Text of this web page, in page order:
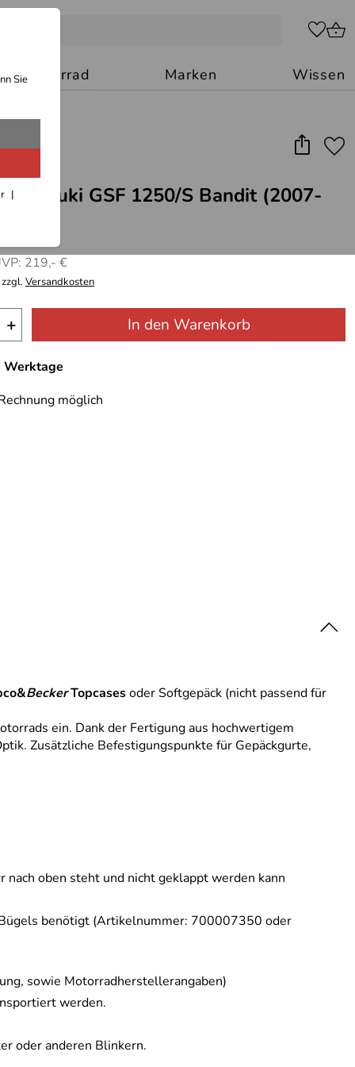
SieMotorrad Marken Wissen
Suzuki GSF 1250/S Bandit (2007-
219,- €
Versandkosten
+ In den Warenkorb
möglich
BeckerTopcasesoder Softgepäck (nicht passend für
ein. Dank der Fertigung aus hochwertigem
Zusätzliche Befestigungspunkte für Gepäckgurte,
nach oben steht und nicht geklappt werden kann
benötigt (Artikelnummer: 700007350 oder
sowie Motorradherstellerangaben)
werden.
oder anderen Blinkern.